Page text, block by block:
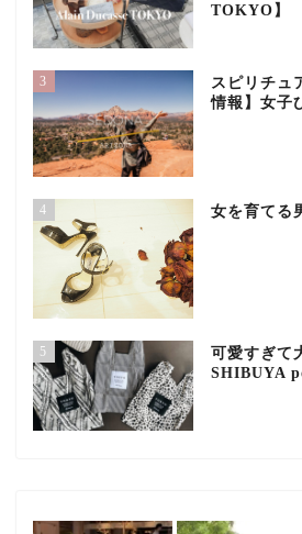
TOKYO】
3
スピリチュ
情報】女子
4 女を育てる
5
可愛すぎて
SHIBUYA